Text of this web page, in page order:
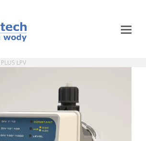
PLUS LPV